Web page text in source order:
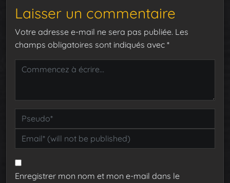
Laisser un commentaire
Votre adresse e-mail ne sera pas publiée. Les
champs obligatoires sont indiqués avec *
Enregistrer mon nom et mon e-mail dans le